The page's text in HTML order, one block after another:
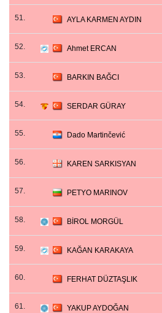
51. AYLA KARMEN AYDIN
52. Ahmet ERCAN
53. BARKIN BAĞCI
54. SERDAR GÜRAY
55. Dado Martinčević
56. KAREN SARKISYAN
57. PETYO MARINOV
58. BİROL MORGÜL
59. KAĞAN KARAKAYA
60. FERHAT DÜZTAŞLIK
61. YAKUP AYDOĞAN